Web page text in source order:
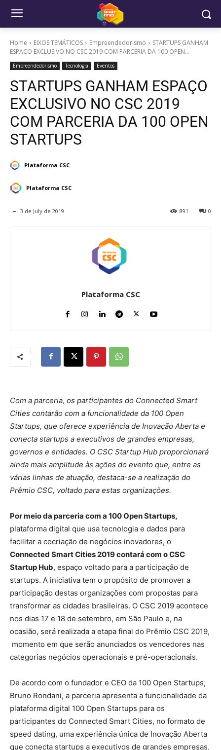
Home EIXOS TEMÁTICOS Empreendedorismo
STARTUPS GANHAM
ESPAÇO EXCLUSIVO NO CSC 2019 COM PARCERIA DA 100 OPEN...
Empreendedorismo Tecnologia Eventos
STARTUPS GANHAM ESPAÇO
EXCLUSIVO NO CSC 2019
COM PARCERIA DA 100 OPEN
STARTUPS
Plataforma CSC
Plataforma CSC
3 de July de 2019 0
891
Plataforma CSC
Com a parceria, os participantes do Connected Smart
Cities contarão com a funcionalidade da 100 Open
Startups, que oferece experiência de Inovação Aberta e
conecta startups a executivos de grandes empresas,
governos e entidades. O CSC Startup Hub proporcionará
ainda mais amplitude às ações do evento que, entre as
várias linhas de atuação, destaca-se a realização do
Prêmio CSC, voltado para estas organizações.
Por meio da parceria com a 100 Open Startups,
plataforma digital que usa tecnologia e dados para
facilitar a cocriação de negócios inovadores, o
Connected Smart Cities 2019 contará com o CSC
Startup Hub, espaço voltado para a participação de
startups. A iniciativa tem o propósito de promover a
participação destas organizações com propostas para
transformar as cidades brasileiras. O CSC 2019 acontece
nos dias 17 e 18 de setembro, em São Paulo e, na
ocasião, será realizada a etapa final do Prêmio CSC 2019,
momento em que serão anunciados os vencedores nas
categorias negócios operacionais e pré-operacionais.
De acordo com o fundador e CEO da 100 Open Startups,
Bruno Rondani, a parceria apresenta a funcionalidade da
plataforma digital 100 Open Startups para os
participantes do Connected Smart Cities, no formato de
speed dating, uma experiência única de Inovação Aberta
que conecta startups a executivos de grandes empresas,